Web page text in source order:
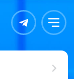
Контакты Меню